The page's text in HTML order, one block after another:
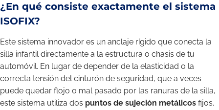
¿En qué consiste exactamente el sistema
ISOFIX?
Este sistema innovador es un anclaje rígido que conecta la
silla infantil directamente a la estructura o chasis de tu
automóvil. En lugar de depender de la elasticidad o la
correcta tensión del cinturón de seguridad, que a veces
puede quedar flojo o mal pasado por las ranuras de la silla,
este sistema utiliza dos puntos de sujeción metálicos fijos.